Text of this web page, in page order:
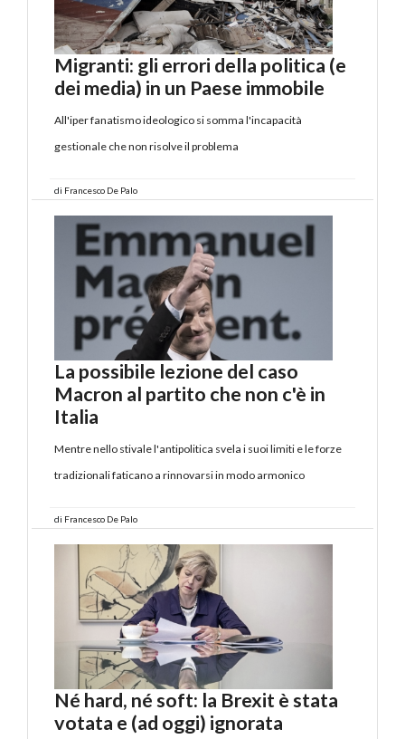
Migranti: gli errori della politica (e
dei media) in un Paese immobile
All'iper fanatismo ideologico si somma l'incapacità
gestionale che non risolve il problema
di Francesco De Palo
La possibile lezione del caso
Macron al partito che non c'è in
Italia
Mentre nello stivale l'antipolitica svela i suoi limiti e le forze
tradizionali faticano a rinnovarsi in modo armonico
di Francesco De Palo
Né hard, né soft: la Brexit è stata
votata e (ad oggi) ignorata